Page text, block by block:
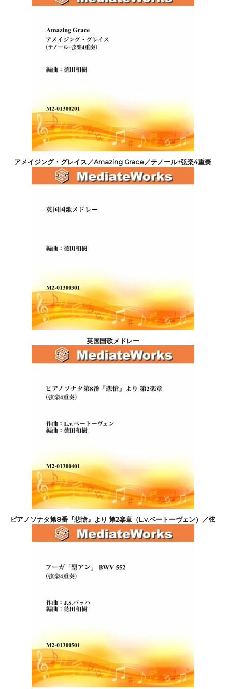
アメイジング・グレイス／Amazing Grace／テノール+弦楽4重奏
2,200円(税込)
英国国歌メドレー
2,200円(税込)
ピアノソナタ第8番『悲愴』より 第2楽章（L.v.ベートーヴェン）／弦
楽4重奏